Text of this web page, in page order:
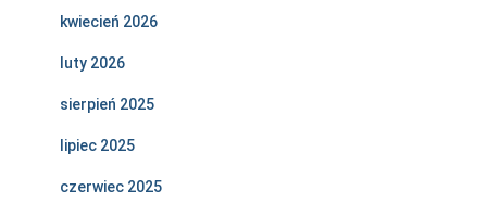
kwiecień 2026
luty 2026
sierpień 2025
lipiec 2025
czerwiec 2025